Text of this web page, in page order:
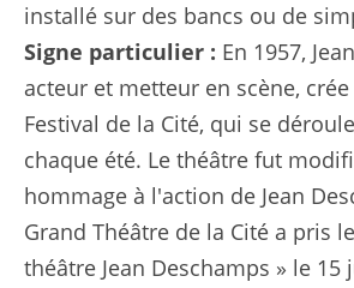
installé sur des bancs ou de
Signe particulier : En 1957,
acteur et metteur en scène,
Festival de la Cité, qui se
chaque été. Le théâtre fut
hommage à l'action de Jean
Grand Théâtre de la Cité a pris
théâtre Jean Deschamps » le 15